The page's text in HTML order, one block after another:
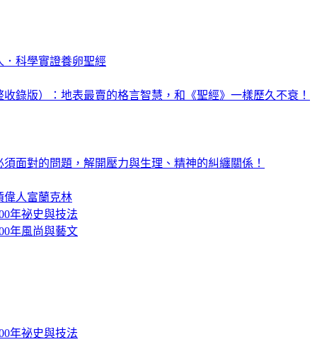
科學實證養卵聖經
錄版）：地表最賣的格言智慧，和《聖經》一樣歷久不衰！
面對的問題，解開壓力與生理、精神的糾纏關係！
偉人富蘭克林
年祕史與技法
年風尚與藝文
年祕史與技法